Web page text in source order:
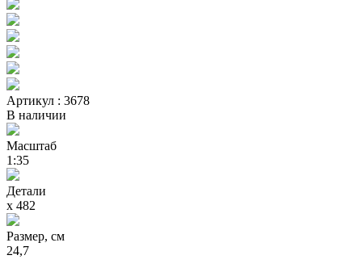
Артикул : 3678
В наличии
Масштаб
1:35
Детали
х 482
Размер, см
24,7